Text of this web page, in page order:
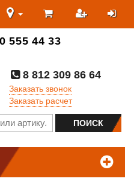
555 44 33
8 812 309 86 64
Заказать звонок
Заказать расчет